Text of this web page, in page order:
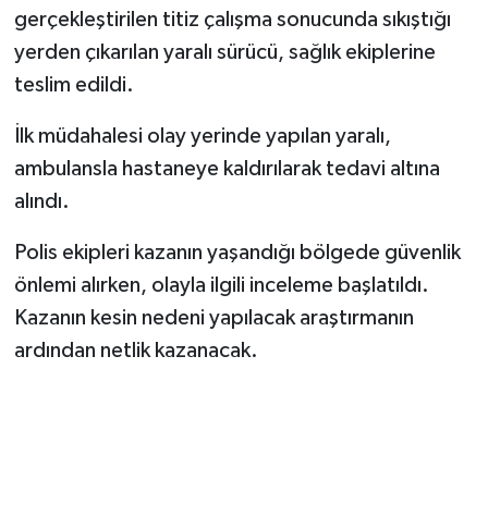
gerçekleştirilen titiz çalışma sonucunda sıkıştığı
yerden çıkarılan yaralı sürücü, sağlık ekiplerine
teslim edildi.
İlk müdahalesi olay yerinde yapılan yaralı,
ambulansla hastaneye kaldırılarak tedavi altına
alındı.
Polis ekipleri kazanın yaşandığı bölgede güvenlik
önlemi alırken, olayla ilgili inceleme başlatıldı.
Kazanın kesin nedeni yapılacak araştırmanın
ardından netlik kazanacak.
MİZAH
TARİH
Genel
YEREL
BÖLGEDEN
BİLİM TEKNOLOJİ